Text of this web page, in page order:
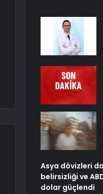
Asya dövizleri
belirsizliği ve
dolar güçlendi